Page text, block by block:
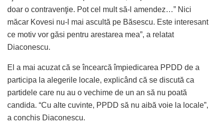
doar o contravenţie. Pot cel mult să-l amendez…” Nici
măcar Kovesi nu-l mai ascultă pe Băsescu. Este interesant
ce motiv vor găsi pentru arestarea mea”, a relatat
Diaconescu.
El a mai acuzat că se încearcă împiedicarea PPDD de a
participa la alegerile locale, explicând că se discută ca
partidele care nu au o vechime de un an să nu poată
candida. “Cu alte cuvinte, PPDD să nu aibă voie la locale”,
a conchis Diaconescu.